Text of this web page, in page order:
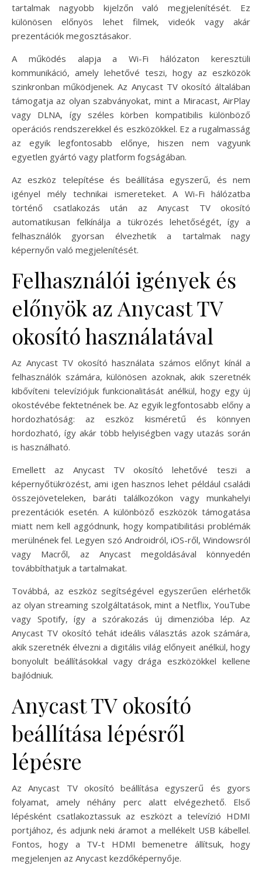
tartalmak nagyobb kijelzőn való megjelenítését. Ez
különösen előnyös lehet filmek, videók vagy akár
prezentációk megosztásakor.
A működés alapja a Wi-Fi hálózaton keresztüli
kommunikáció, amely lehetővé teszi, hogy az eszközök
szinkronban működjenek. Az Anycast TV okosító általában
támogatja az olyan szabványokat, mint a Miracast, AirPlay
vagy DLNA, így széles körben kompatibilis különböző
operációs rendszerekkel és eszközökkel. Ez a rugalmasság
az egyik legfontosabb előnye, hiszen nem vagyunk
egyetlen gyártó vagy platform fogságában.
Az eszköz telepítése és beállítása egyszerű, és nem
igényel mély technikai ismereteket. A Wi-Fi hálózatba
történő csatlakozás után az Anycast TV okosító
automatikusan felkínálja a tükrözés lehetőségét, így a
felhasználók gyorsan élvezhetik a tartalmak nagy
képernyőn való megjelenítését.
Felhasználói igények és
előnyök az Anycast TV
okosító használatával
Az Anycast TV okosító használata számos előnyt kínál a
felhasználók számára, különösen azoknak, akik szeretnék
kibővíteni televíziójuk funkcionalitását anélkül, hogy egy új
okostévébe fektetnének be. Az egyik legfontosabb előny a
hordozhatóság: az eszköz kisméretű és könnyen
hordozható, így akár több helyiségben vagy utazás során
is használható.
Emellett az Anycast TV okosító lehetővé teszi a
képernyőtükrözést, ami igen hasznos lehet például családi
összejöveteleken, baráti találkozókon vagy munkahelyi
prezentációk esetén. A különböző eszközök támogatása
miatt nem kell aggódnunk, hogy kompatibilitási problémák
merülnének fel. Legyen szó Androidról, iOS-ről, Windowsról
vagy Macről, az Anycast megoldásával könnyedén
továbbíthatjuk a tartalmakat.
Továbbá, az eszköz segítségével egyszerűen elérhetők
az olyan streaming szolgáltatások, mint a Netflix, YouTube
vagy Spotify, így a szórakozás új dimenzióba lép. Az
Anycast TV okosító tehát ideális választás azok számára,
akik szeretnék élvezni a digitális világ előnyeit anélkül, hogy
bonyolult beállításokkal vagy drága eszközökkel kellene
bajlódniuk.
Anycast TV okosító
beállítása lépésről
lépésre
Az Anycast TV okosító beállítása egyszerű és gyors
folyamat, amely néhány perc alatt elvégezhető. Első
lépésként csatlakoztassuk az eszközt a televízió HDMI
portjához, és adjunk neki áramot a mellékelt USB kábellel.
Fontos, hogy a TV-t HDMI bemenetre állítsuk, hogy
megjelenjen az Anycast kezdőképernyője.